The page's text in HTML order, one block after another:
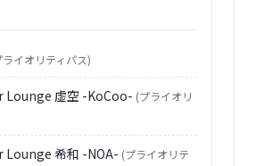
ライオリティパス)
Lounge 虚空 -KoCoo- (プライオリ
Lounge 希和 -NOA- (プライオリテ